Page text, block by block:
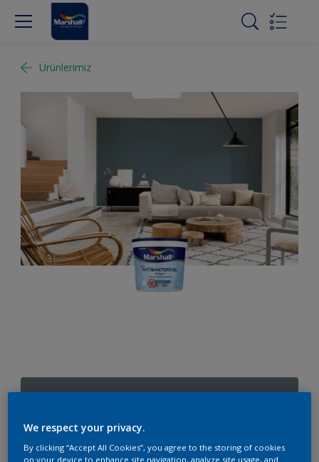
Ürünlerimiz
70BG 19/071
Boyut
We respect your privacy.
By clicking “Accept All Cookies”, you agree to the storing of cookies
on your device to enhance site navigation, analyze site usage, and